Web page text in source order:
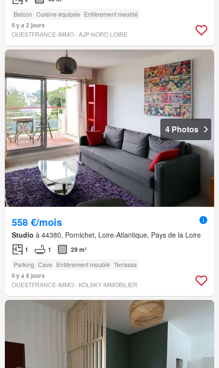
Balcon Cuisine équipée Entièrement meublé
Il y a 2 jours
OUESTFRANCE-IMMO - AJP NORD LOIRE
4 Photos
558 €/mois
Studio à 44380, Pornichet, Loire-Atlantique, Pays de la Loire
1 1 29 m²
Parking Cave Entièrement meublé Terrasse
Il y a 8 jours
OUESTFRANCE-IMMO - KOLSKY IMMOBILIER